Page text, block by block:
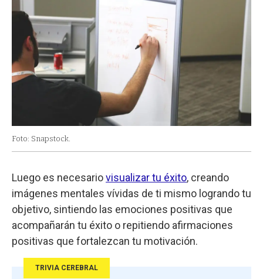
Foto: Snapstock.
Luego es necesariovisualizar tu éxito, creando
imágenes mentales vívidas de ti mismo logrando tu
objetivo, sintiendo las emociones positivas que
acompañarán tu éxito o repitiendo afirmaciones
positivas que fortalezcan tu motivación.
TRIVIA CEREBRAL